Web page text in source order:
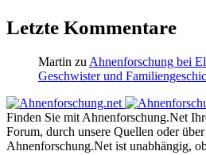
Letzte Kommentare
Martin zuAhnenforschung bei
Geschwister und
Finden Sie mit Ahnenforschung.Net
Forum, durch unsere Quellen oder
Ahnenforschung.Net ist unabhängig,